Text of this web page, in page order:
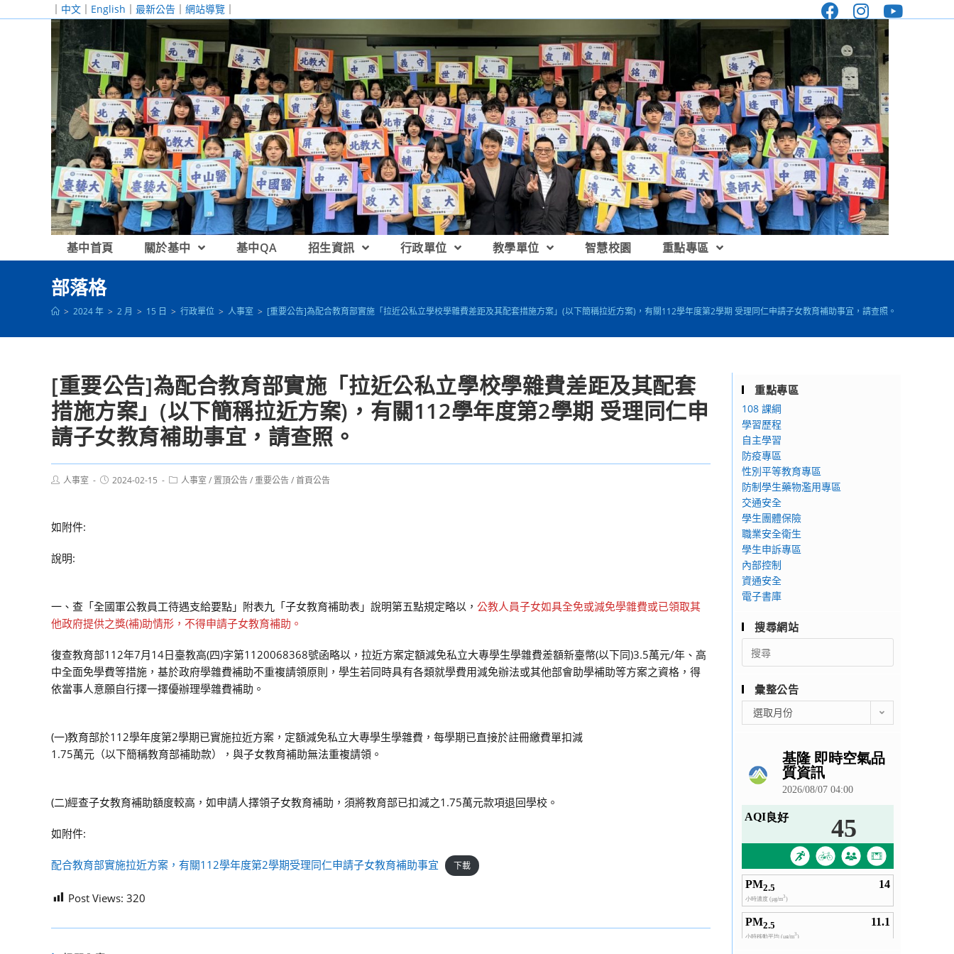
｜ 中文 ｜ English ｜ 最新公告 ｜ 網站導覽 ｜
基中首頁 關於基中 基中QA 招生資訊 行政單位 教學單位 智慧校園 重點專區
部落格
> 2024 年 > 2 月 > 15 日 > 行政單位 > 人事室 > [重要公告]為配合教育部實施「拉近公私立學校學雜費差距及其配套措施方案」(以下簡稱拉近方案)，有關112學年度第2學期 受理同仁申請子女教育補助事宜，請查照。
[重要公告]為配合教育部實施「拉近公私立學校學雜費差距及其配套
措施方案」(以下簡稱拉近方案)，有關112學年度第2學期 受理同仁申
請子女教育補助事宜，請查照。
Post人事室
Post2024-02-15
Post人事室 / 置頂公告/重要公告/首頁公告
如附件:
說明:
一、查「全國軍公教員工待遇支給要點」附表九「子女教育補助表」說明第五點規定略以， 公教人員子女如具全免或減免學雜費或已領取其
他政府提供之獎(補)助情形，不得申請子女教育補助。
復查教育部112年7月14日臺教高(四)字第1120068368號函略以，拉近方案定額減免私立大專學生學雜費差額新臺幣(以下同)3.5萬元/年、高
中全面免學費等措施，基於政府學雜費補助不重複請領原則，學生若同時具有各類就學費用減免辦法或其他部會助學補助等方案之資格，得
依當事人意願自行擇一擇優辦理學雜費補助。
(一)教育部於112學年度第2學期已實施拉近方案，定額減免私立大專學生學雜費，每學期已直接於註冊繳費單扣減
1.75萬元（以下簡稱教育部補助款），與子女教育補助無法重複請領。
(二)經查子女教育補助額度較高，如申請人擇領子女教育補助，須將教育部已扣減之1.75萬元款項退回學校。
如附件:
配合教育部實施拉近方案，有關112學年度第2學期受理同仁申請子女教育補助事宜 下載
Post Views: 320
重點專區
108 課綱
學習歷程
自主學習
防疫專區
性別平等教育專區
防制學生藥物濫用專區
交通安全
學生團體保險
職業安全衛生
學生申訴專區
內部控制
資通安全
電子書庫
搜尋網站
Search
for:
彙整公告
整
選取月份